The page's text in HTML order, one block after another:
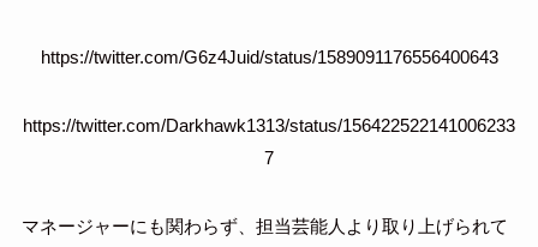
https://twitter.com/G6z4Juid/status/1589091176556400643
https://twitter.com/Darkhawk1313/status/156422522141006233
7
マネージャーにも関わらず、担当芸能人より取り上げられて